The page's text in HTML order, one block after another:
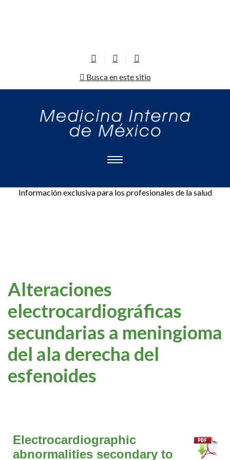
Busca en este sitio
Información exclusiva para los profesionales de la salud
Alteraciones
electrocardiográficas
secundarias a meningioma
del ala derecha del
esfenoides
Electrocardiographic
abnormalities secondary to